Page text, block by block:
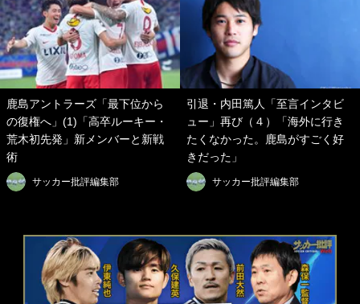
鹿島アントラーズ「最下位から
の復権へ」(1)「高卒ルーキー・
荒木初先発」新メンバーと新戦
術
サッカー批評編集部
引退・内田篤人「至言インタビ
ュー」再び（４）「海外に行き
たくなかった。鹿島がすごく好
きだった」
サッカー批評編集部